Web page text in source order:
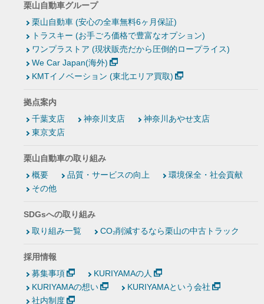
栗山自動車グループ
栗山自動車 (安心の全車無料6ヶ月保証)
トラスキー (お手ごろ価格で豊富なオプション)
ワンプラストア (現状販売だから圧倒的ロープライス)
We Car Japan(海外)
KMTイノベーション (東北エリア買取)
拠点案内
千葉支店
神奈川支店
神奈川あやせ支店
東京支店
栗山自動車の取り組み
概要
品質・サービスの向上
環境保全・社会貢献
その他
SDGsへの取り組み
取り組み一覧
CO₂削減するなら栗山の中古トラック
採用情報
募集事項
KURIYAMAの人
KURIYAMAの想い
KURIYAMAという会社
社内制度